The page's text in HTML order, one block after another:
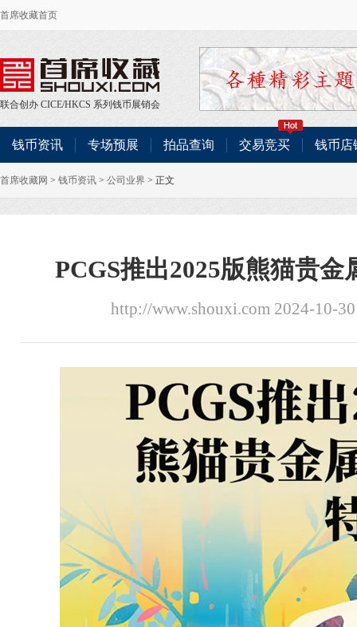
首席收藏首页
联合创办 CICE/HKCS 系列钱币展销会
钱币资讯 专场预展 拍品查询 交易竞买 钱币店
首席收藏网 > 钱币资讯 > 公司业界 > 正文
PCGS推出2025版熊猫贵
http://www.shouxi.com 2024-10-